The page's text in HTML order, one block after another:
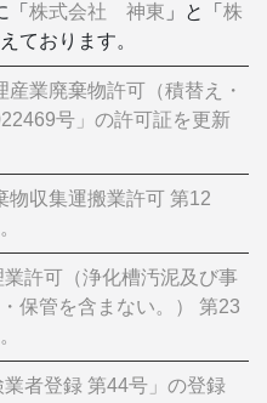
株式会社 神東 」と「 株
ております。
産業廃棄物許可（積替え・
号」の許可証を更新
物収集運搬業許可 第12
業許可（浄化槽汚泥及び事
保管を含まない。） 第23
業者登録 第44号」の登録